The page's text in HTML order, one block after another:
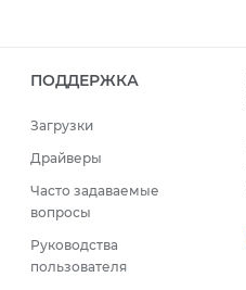
ПОДДЕРЖКА
Загрузки
Драйверы
Часто задаваемые
вопросы
Руководства
пользователя